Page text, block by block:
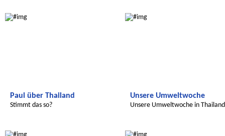
Paul über Thailand
Stimmt das so?
Unsere Umweltwoche
Unsere Umweltwoche in Thailand